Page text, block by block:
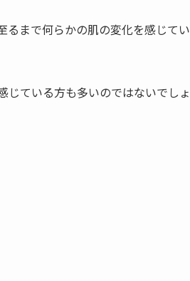
るまで何らかの肌の変化を感じてい
じている方も多いのではないでしょ